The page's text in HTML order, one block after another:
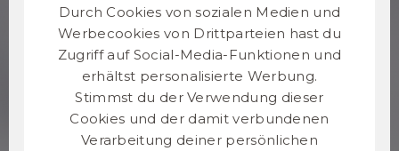
Durch Cookies von sozialen Medien und
Werbecookies von Drittparteien hast du
Zugriff auf Social-Media-Funktionen und
erhältst personalisierte Werbung.
Stimmst du der Verwendung dieser
Cookies und der damit verbundenen
Verarbeitung deiner persönlichen